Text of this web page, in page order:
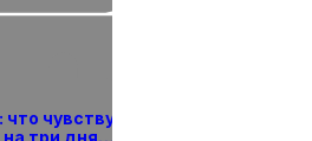
чувствует